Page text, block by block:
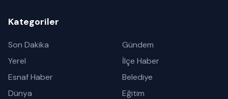
Kategoriler
Son Dakika
Gündem
Yerel
İlçe Haber
Esnaf Haber
Belediye
Dünya
Eğitim